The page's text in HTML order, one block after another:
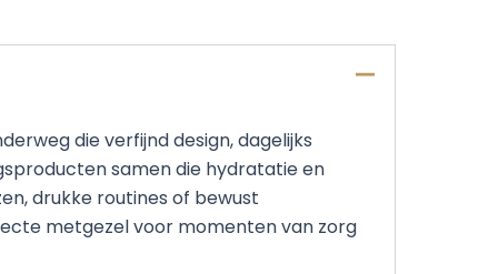
die verfijnd design, dagelijks
samen die hydratatie en
drukke routines of bewust
metgezel voor momenten van zorg